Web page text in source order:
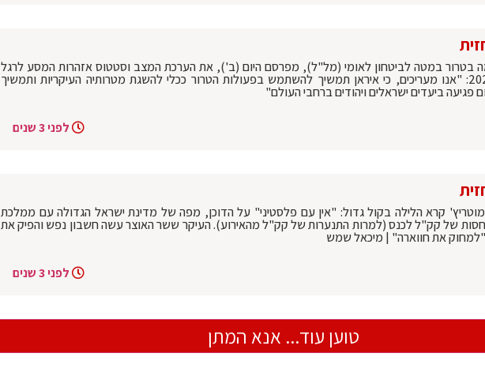
בטרור במטה לביטחון לאומי (מל"ל), מפרסם היום (ב'), את הערכת המצב וסטטוס אזהרות המסע לרגל
חגי אביב 2023: "אנו מעריכים, כי איראן תמשיך להשתמש בפעולות הטרור ככלי להשגת מטרותיה העיקריות ותמשיך
פגיעה ביעדים ישראלים ויהודים ברחבי העולם"
לפני 3 שנים
קרא הלילה בקול גדול: "אין עם פלסטיני" על הדוכן, מפה של מדינת ישראל הגדולה עם ממלכת
חסות של קק"ל לכנס (למרות התנערות של קק"ל מהאירוע). העיקר ששר האוצר עשה חשבון נפש והפיק את
את חווארה" | מיכאל שמש
לפני 3 שנים
טוען עוד... אנא המתן